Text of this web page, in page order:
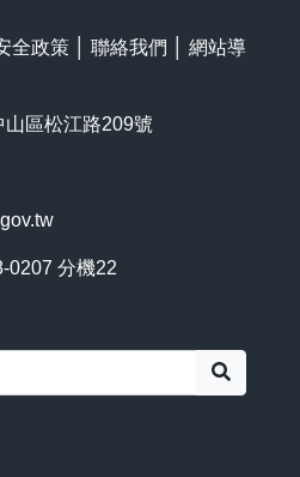
全政策 聯絡我們
網站導
區松江路209號
0207 分機22